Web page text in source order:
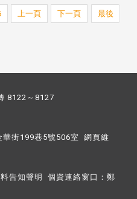
上一頁 下一頁 最後
8122～8127
街199巷5號506室 網頁維
告知聲明 個資連絡窗口： 鄭